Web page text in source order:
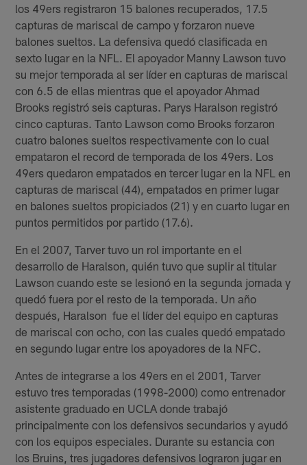
los 49ers registraron 15 balones recuperados, 17.5
capturas de mariscal de campo y forzaron nueve
balones sueltos. La defensiva quedó clasificada en
sexto lugar en la NFL. El apoyador Manny Lawson tuvo
su mejor temporada al ser líder en capturas de mariscal
con 6.5 de ellas mientras que el apoyador Ahmad
Brooks registró seis capturas. Parys Haralson registró
cinco capturas. Tanto Lawson como Brooks forzaron
cuatro balones sueltos respectivamente con lo cual
empataron el record de temporada de los 49ers. Los
49ers quedaron empatados en tercer lugar en la NFL en
capturas de mariscal (44), empatados en primer lugar
en balones sueltos propiciados (21) y en cuarto lugar en
puntos permitidos por partido (17.6).
En el 2007, Tarver tuvo un rol importante en el
desarrollo de Haralson, quién tuvo que suplir al titular
Lawson cuando este se lesionó en la segunda jornada y
quedó fuera por el resto de la temporada. Un año
después, Haralson fue el líder del equipo en capturas
de mariscal con ocho, con las cuales quedó empatado
en segundo lugar entre los apoyadores de la NFC.
Antes de integrarse a los 49ers en el 2001, Tarver
estuvo tres temporadas (1998-2000) como entrenador
asistente graduado en UCLA donde trabajó
principalmente con los defensivos secundarios y ayudó
con los equipos especiales. Durante su estancia con
los Bruins, tres jugadores defensivos lograron jugar en